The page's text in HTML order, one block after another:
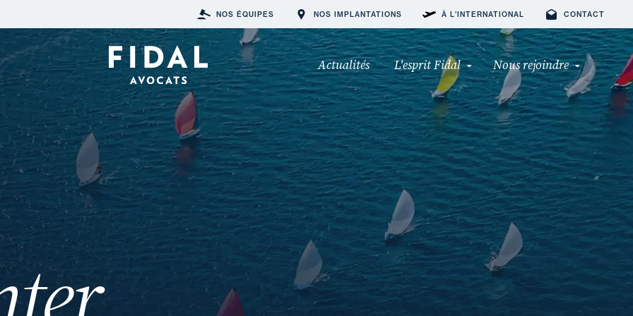
NOS ÉQUIPES NOS IMPLANTATIONS À L'INTERNATIONAL CONTACT
Actualités L'esprit Fidal Nous rejoindre